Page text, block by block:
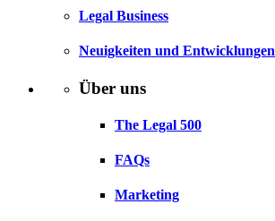
Legal Business
Neuigkeiten und Entwicklungen
Über uns
The Legal 500
FAQs
Marketing